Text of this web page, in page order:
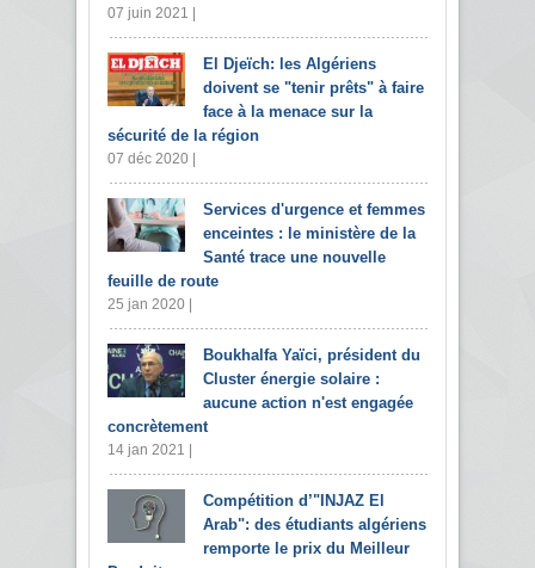
07 juin 2021 |
El Djeïch: les Algériens
doivent se "tenir prêts" à faire
face à la menace sur la
sécurité de la région
07 déc 2020 |
Services d'urgence et femmes
enceintes : le ministère de la
Santé trace une nouvelle
feuille de route
25 jan 2020 |
Boukhalfa Yaïci, président du
Cluster énergie solaire :
aucune action n'est engagée
concrètement
14 jan 2021 |
Compétition d’"INJAZ El
Arab": des étudiants algériens
remporte le prix du Meilleur